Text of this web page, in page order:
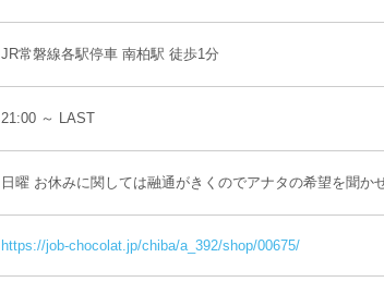
JR常磐線各駅停車 南柏駅 徒歩1分
21:00 ～ LAST
日曜 お休みに関しては融通がきくのでアナタの希望を聞か
https://job-chocolat.jp/chiba/a_392/shop/00675/